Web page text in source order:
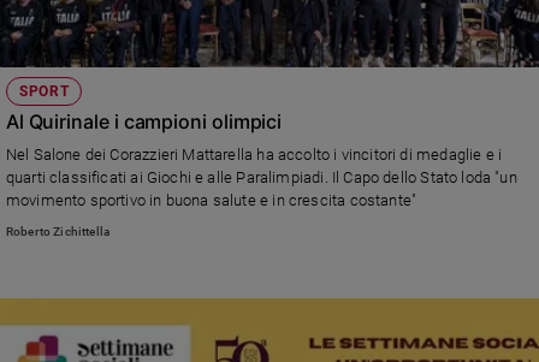
SPORT
Al Quirinale i campioni olimpici
Nel Salone dei Corazzieri Mattarella ha accolto i vincitori di medaglie e i
quarti classificati ai Giochi e alle Paralimpiadi. Il Capo dello Stato loda "un
movimento sportivo in buona salute e in crescita costante"
Roberto Zichittella